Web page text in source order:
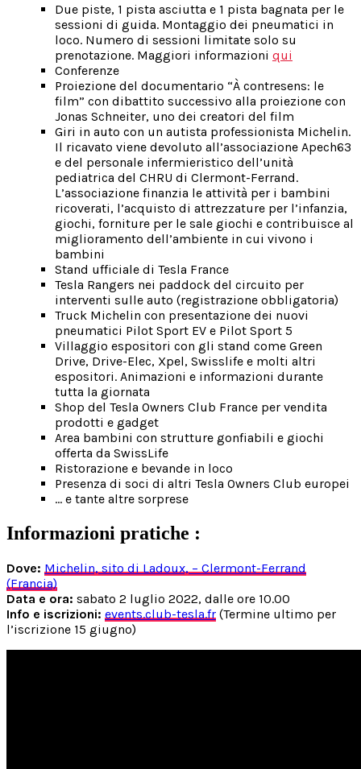
Due piste, 1 pista asciutta e 1 pista bagnata per le
sessioni di guida. Montaggio dei pneumatici in
loco. Numero di sessioni limitate solo su
prenotazione. Maggiori informazioni qui
Conferenze
Proiezione del documentario “À contresens: le
film” con dibattito successivo alla proiezione con
Jonas Schneiter, uno dei creatori del film
Giri in auto con un autista professionista Michelin.
Il ricavato viene devoluto all’associazione Apech63
e del personale infermieristico dell’unità
pediatrica del CHRU di Clermont-Ferrand.
L’associazione finanzia le attività per i bambini
ricoverati, l’acquisto di attrezzature per l’infanzia,
giochi, forniture per le sale giochi e contribuisce al
miglioramento dell’ambiente in cui vivono i
bambini
Stand ufficiale di Tesla France
Tesla Rangers nei paddock del circuito per
interventi sulle auto (registrazione obbligatoria)
Truck Michelin con presentazione dei nuovi
pneumatici Pilot Sport EV e Pilot Sport 5
Villaggio espositori con gli stand come Green
Drive, Drive-Elec, Xpel, Swisslife e molti altri
espositori. Animazioni e informazioni durante
tutta la giornata
Shop del Tesla Owners Club France per vendita
prodotti e gadget
Area bambini con strutture gonfiabili e giochi
offerta da SwissLife
Ristorazione e bevande in loco
Presenza di soci di altri Tesla Owners Club europei
… e tante altre sorprese
Informazioni pratiche :
Dove: Michelin, sito di Ladoux, – Clermont-Ferrand
(Francia)
Data e ora: sabato 2 luglio 2022, dalle ore 10.00
Info e iscrizioni: events.club-tesla.fr (Termine ultimo per
l’iscrizione 15 giugno)